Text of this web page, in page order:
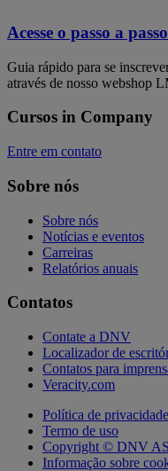
Acesse o passo a
Guia rápido para se
através de nosso webshop
Cursos in Company
Entre em contato
Sobre nós
Sobre nós
Notícias e eventos
Carreiras
Relatórios anuais
Contatos
Contate a DNV
Localizador de
Contatos para
Veracity.com
Política de privacidade
Termo de uso
Copyright © DNV
Informação sobre